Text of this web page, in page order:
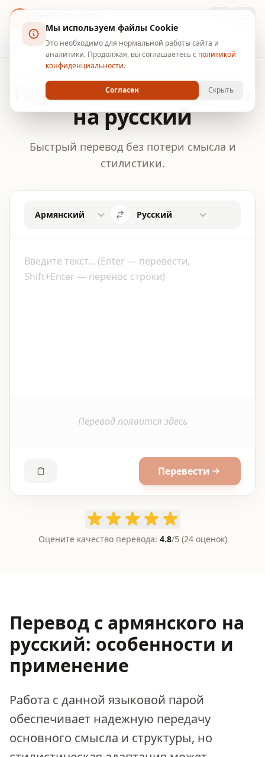
УМНЫЙ ПЕРЕВОДЧИК
Главная Перевод с армянского на русский
Перевод с армянского
на русский
Быстрый перевод без потери смысла и
стилистики.
Армянский Русский
Перевод появится здесь
Перевести
Оцените качество перевода: 4.8/5 (24оценок)
Перевод с армянского на
русский: особенности и
применение
Работа с данной языковой парой
обеспечивает надежную передачу
основного смысла и структуры, но
Мы используем файлы Cookie
Это необходимо для нормальной работы сайта и
аналитики. Продолжая, вы соглашаетесь с политикой
конфиденциальности.
Согласен Скрыть